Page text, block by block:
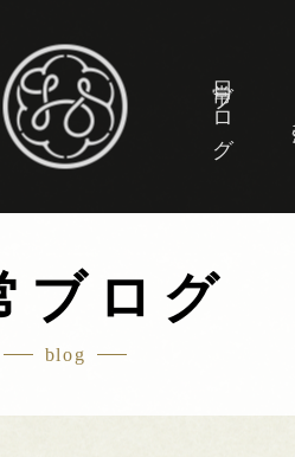
日常ブログ
ブログ
blog